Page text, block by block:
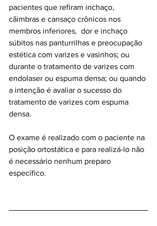
pacientes que refiram inchaço,
cãimbras e cansaço crônicos nos
membros inferiores,  dor e inchaço
súbitos nas panturrilhas e preocupação
estética com varizes e vasinhos; ou
durante o tratamento de varizes com
endolaser ou espuma densa; ou quando
a intenção é avaliar o sucesso do
tratamento de varizes com espuma
densa.
O exame é realizado com o paciente na
posição ortostática e para realizá-lo não
é necessário nenhum preparo
específico.